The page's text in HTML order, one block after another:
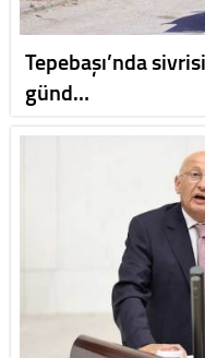
Tepebaşı’nda
günd…